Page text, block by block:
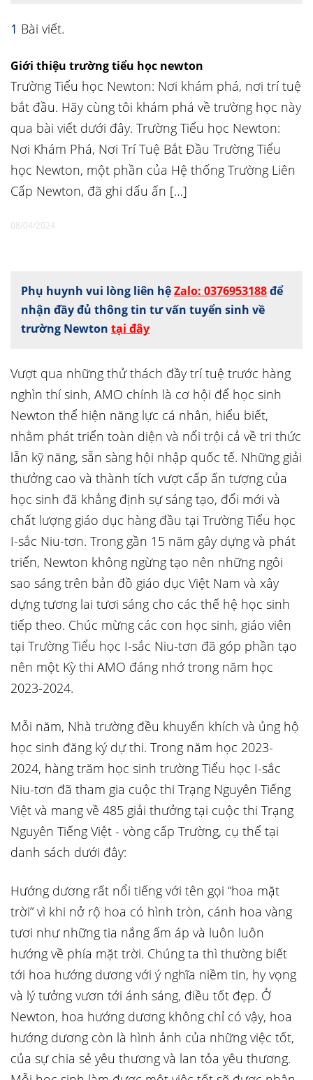
1 Bài viết.
Giới thiệu trường tiểu học newton
Trường Tiểu học Newton: Nơi khám phá, nơi trí tuệ
bắt đầu. Hãy cùng tôi khám phá về trường học này
qua bài viết dưới đây. Trường Tiểu học Newton:
Nơi Khám Phá, Nơi Trí Tuệ Bắt Đầu Trường Tiểu
học Newton, một phần của Hệ thống Trường Liên
Cấp Newton, đã ghi dấu ấn […]
08/04/2024
Phụ huynh vui lòng liên hệZalo: 0376953188để
nhận đầy đủ thông tin tư vấn tuyển sinh về
trường Newton tại đây
Vượt qua những thử thách đầy trí tuệ trước hàng
nghìn thí sinh, AMO chính là cơ hội để học sinh
Newton thể hiện năng lực cá nhân, hiểu biết,
nhằm phát triển toàn diện và nổi trội cả về tri thức
lẫn kỹ năng, sẵn sàng hội nhập quốc tế. Những giải
thưởng cao và thành tích vượt cấp ấn tượng của
học sinh đã khẳng định sự sáng tạo, đổi mới và
chất lượng giáo dục hàng đầu tại Trường Tiểu học
I-sắc Niu-tơn. Trong gần 15 năm gây dựng và phát
triển, Newton không ngừng tạo nên những ngôi
sao sáng trên bản đồ giáo dục Việt Nam và xây
dựng tương lai tươi sáng cho các thế hệ học sinh
tiếp theo. Chúc mừng các con học sinh, giáo viên
tại Trường Tiểu học I-sắc Niu-tơn đã góp phần tạo
nên một Kỳ thi AMO đáng nhớ trong năm học
2023-2024.
Mỗi năm, Nhà trường đều khuyến khích và ủng hộ
học sinh đăng ký dự thi. Trong năm học 2023-
2024, hàng trăm học sinh trường Tiểu học I-sắc
Niu-tơn đã tham gia cuộc thi Trạng Nguyên Tiếng
Việt và mang về 485 giải thưởng tại cuộc thi Trạng
Nguyên Tiếng Việt - vòng cấp Trường, cụ thể tại
danh sách dưới đây:
Hướng dương rất nổi tiếng với tên gọi “hoa mặt
trời” vì khi nở rộ hoa có hình tròn, cánh hoa vàng
tươi như những tia nắng ấm áp và luôn luôn
hướng về phía mặt trời. Chúng ta thì thường biết
tới hoa hướng dương với ý nghĩa niềm tin, hy vọng
và lý tưởng vươn tới ánh sáng, điều tốt đẹp. Ở
Newton, hoa hướng dương không chỉ có vậy, hoa
hướng dương còn là hình ảnh của những việc tốt,
của sự chia sẻ yêu thương và lan tỏa yêu thương.